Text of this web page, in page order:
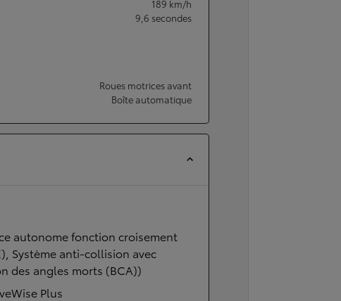
189 km/h
9,6 secondes
Roues motrices avant
Boîte automatique
fonction croisement
Système anti-collision avec
des angles morts (BCA))
Plus